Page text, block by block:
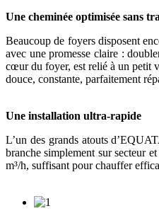
Une cheminée optimisée sans
Beaucoup de foyers disposent
avec une promesse claire :
cœur du foyer, est relié à un petit
douce, constante, parfaitement
Une installation ultra-rapide
L’un des grands atouts
branche simplement sur secteur
m³/h, suffisant pour chauffer